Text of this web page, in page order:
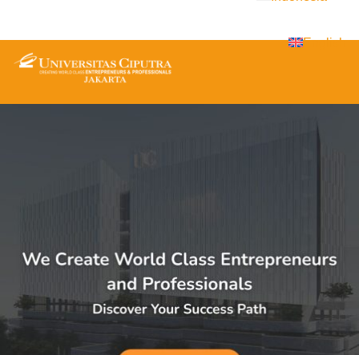
English